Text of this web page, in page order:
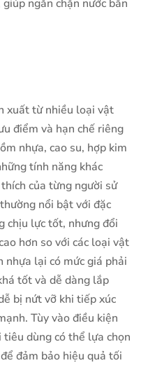
ngăn chặn nước bắn
xuất từ nhiều loại vật
điểm và hạn chế riêng
nhựa, cao su, hợp kim
tính năng khác
của từng người sử
nổi bật với đặc
chịu lực tốt, nhưng đổi
hơn so với các loại vật
nhựa lại có mức giá phải
tốt và dễ dàng lắp
bị nứt vỡ khi tiếp xúc
Tùy vào điều kiện
tiêu dùng có thể lựa chọn
đảm bảo hiệu quả tối